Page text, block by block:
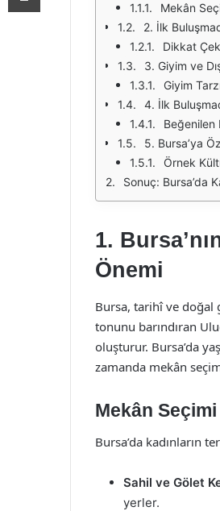
Mekân
2. İlk
Dikkat
3. Giyim ve
Giyim
4. İlk
Beğenilen
5. Bursa’ya
Örnek
Sonuç: Bursa’da
1.
Önemi
Bursa, tarihî ve doğal
tonunu barındıran
oluşturur. Bursa’da
zamanda mekân
Mekân Seçimi
Bursa’da kadınların
Sahil ve Gölet
yerler.